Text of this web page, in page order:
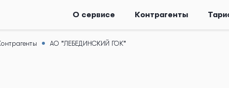
О сервисе Контрагенты
АО "ЛЕБЕДИНСКИЙ ГОК"